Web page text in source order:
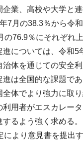
業、高校や大学と
7月の38.3％から令
76.9％にそれぞれ
については、令和
体を通じての安全
は全国的な課題で
体でより強力に取り
用者がエスカレー
るよう強く求める。
より意見書を提出す